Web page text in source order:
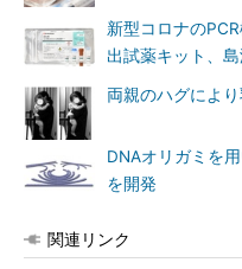
新型コロナの
出試薬キット、
両親のハグによ
DNAオリガミを
を開発
関連リンク